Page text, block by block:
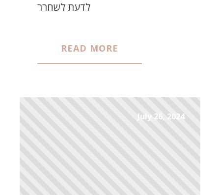
לדעת לשחרר
READ MORE
July 26, 2024